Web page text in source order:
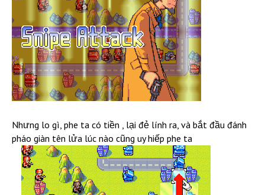
Nhưng lo gì, phe ta có tiền , lại đẻ lính ra, và bắt đầu đánh
pháo giàn tên lửa lúc nào cũng uy hiếp phe ta